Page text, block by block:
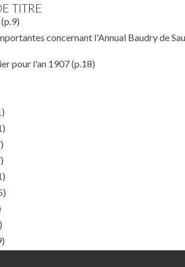
TITRE
(p.9)
concernant l'Annual Baudry de
pour l'an 1907(p.18)